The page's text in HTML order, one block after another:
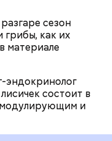
сезон
грибы, как их
материале
эндокринолог
состоит в
и
возможна ли
от
аварии районах
суток. В его
радиации в
в
которую, по его
на несколько